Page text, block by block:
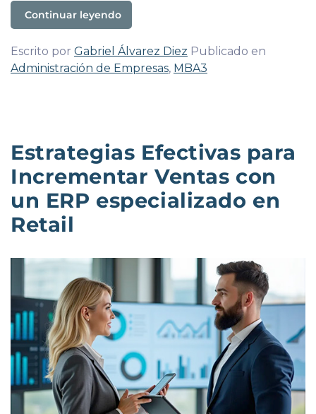
Continuar leyendo
Escrito por Gabriel Álvarez Diez Publicado en
Administración de Empresas, MBA3
Estrategias Efectivas para
Incrementar Ventas con
un ERP especializado en
Retail